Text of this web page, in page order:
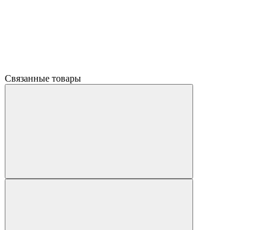
Связанные товары